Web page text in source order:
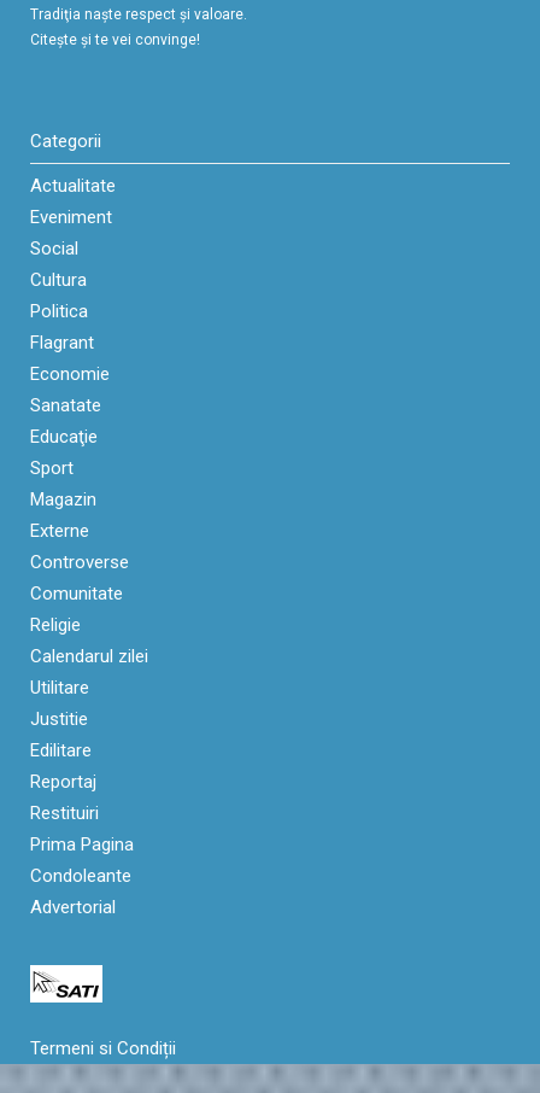
Tradiţia naşte respect şi valoare.
Citeşte şi te vei convinge!
Categorii
Actualitate
Eveniment
Social
Cultura
Politica
Flagrant
Economie
Sanatate
Educaţie
Sport
Magazin
Externe
Controverse
Comunitate
Religie
Calendarul zilei
Utilitare
Justitie
Edilitare
Reportaj
Restituiri
Prima Pagina
Condoleante
Advertorial
Termeni si Condiții